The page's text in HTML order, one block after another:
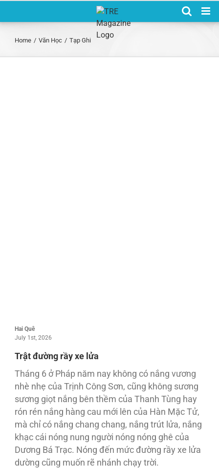
Home / Văn Học / Tạp Ghi
Hai Quê
July 1st, 2026
Trật đường rầy xe lửa
Tháng 6 ở Pháp năm nay không có nắng vương
nhè nhẹ của Trịnh Công Sơn, cũng không sương
sương giọt nắng bên thềm của Thanh Tùng hay
rón rén nắng hàng cau mới lên của Hàn Mặc Tử,
mà chỉ có nắng chang chang, nắng trút lửa, nắng
khạc cái nóng nung người nóng nóng ghê của
Dương Bá Trạc. Nóng đến mức đường rầy xe lửa
dường cũng muốn rẽ nhánh chạy trời.